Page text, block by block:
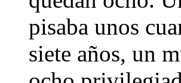
pisaba unos
siete años, un